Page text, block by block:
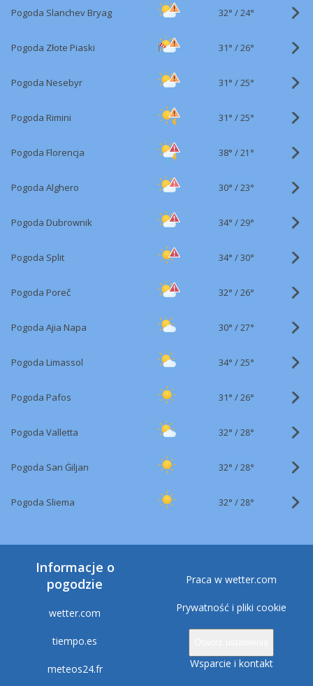
Pogoda Slanchev Bryag 32° /24°
Pogoda Złote Piaski 31° /26°
Pogoda Nesebyr 31° /25°
Pogoda Rimini 31° /25°
Pogoda Florencja 38° /21°
Pogoda Alghero 30° /23°
Pogoda Dubrownik 34° /29°
Pogoda Split 34° /30°
Pogoda Poreč 32° /26°
Pogoda Ajia Napa 30° /27°
Pogoda Limassol 34° /25°
Pogoda Pafos 31° /26°
Pogoda Valletta 32° /28°
Pogoda San Ġiljan 32° /28°
Pogoda Sliema 32° /28°
Informacje o
pogodzie
wetter.com
tiempo.es
meteos24.fr
Praca w wetter.com
Prywatność i pliki cookie
Wsparcie i kontakt